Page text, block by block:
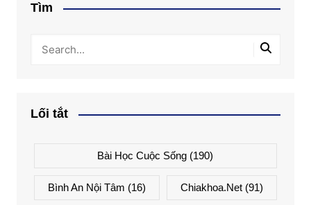
Tìm
Lối tắt
Bài Học Cuộc Sống (190)
Bình An Nội Tâm (16) Chiakhoa.net (91)